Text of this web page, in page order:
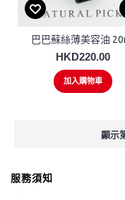
巴巴蘇絲薄美容油
HKD220.00
加入購物車
顯示
服務須知